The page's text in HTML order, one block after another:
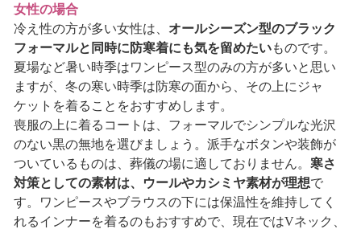
女性の場合
冷え性の方が多い女性は、 オールシーズン型のブラック
フォーマルと同時に防寒着にも気を留めたいものです。
夏場など暑い時季はワンピース型のみの方が多いと思い
ますが、冬の寒い時季は防寒の面から、その上にジャ
ケットを着ることをおすすめします。
喪服の上に着るコートは、フォーマルでシンプルな光沢
のない黒の無地を選びましょう。派手なボタンや装飾が
ついているものは、葬儀の場に適しておりません。 寒さ
対策としての素材は、ウールやカシミヤ素材が理想で
す。ワンピースやブラウスの下には保温性を維持してく
れるインナーを着るのもおすすめで、現在ではVネック、